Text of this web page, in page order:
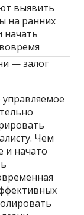
выявить
на ранних
начать
— залог
Чем
и начато